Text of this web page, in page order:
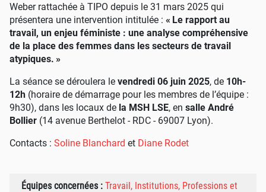
Weber rattachée à TIPO depuis le 31 mars 2025 qui
présentera une intervention intitulée : « Le rapport au
travail, un enjeu féministe : une analyse compréhensive
de la place des femmes dans les secteurs de travail
atypiques. »
La séance se déroulera le vendredi 06 juin 2025, de 10h-
12h (horaire de démarrage pour les membres de l’équipe :
9h30), dans les locaux de la MSH LSE, en salle André
Bollier (14 avenue Berthelot - RDC - 69007 Lyon).
Contacts : Soline Blanchard et Diane Rodet
Équipes concernées : Travail, Institutions, Professions et